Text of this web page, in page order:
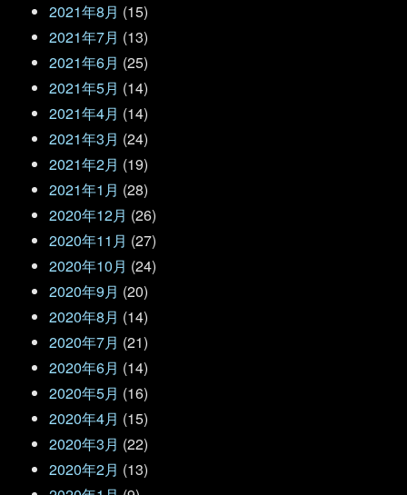
2021年8月 (15)
2021年7月 (13)
2021年6月 (25)
2021年5月 (14)
2021年4月 (14)
2021年3月 (24)
2021年2月 (19)
2021年1月 (28)
2020年12月 (26)
2020年11月 (27)
2020年10月 (24)
2020年9月 (20)
2020年8月 (14)
2020年7月 (21)
2020年6月 (14)
2020年5月 (16)
2020年4月 (15)
2020年3月 (22)
2020年2月 (13)